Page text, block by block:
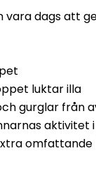
dags att
luktar illa
gurglar från
aktivitet